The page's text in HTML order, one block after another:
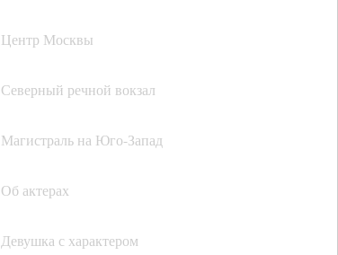
Центр Москвы
Северный речной вокзал
Магистраль на Юго-Запад
Об актерах
Девушка с характером